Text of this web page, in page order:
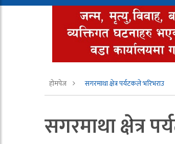
ENGLISH
होमपेज सगरमाथा क्षेत्र पर्यटकले भरिभराउ
सगरमाथा क्षेत्र